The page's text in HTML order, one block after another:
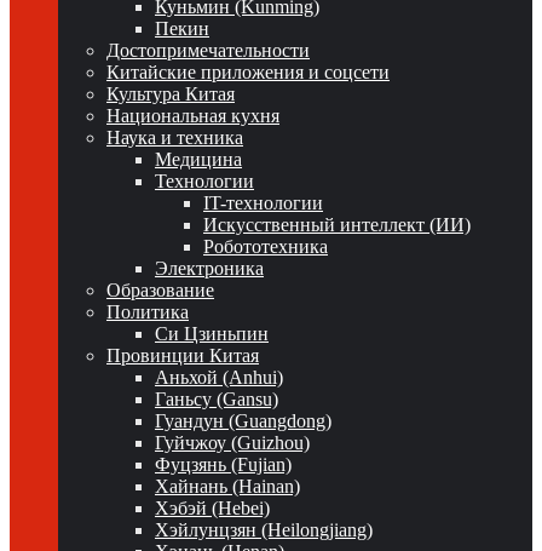
Куньмин (Kunming)
Пекин
Достопримечательности
Китайские приложения и соцсети
Культура Китая
Национальная кухня
Наука и техника
Медицина
Технологии
IT-технологии
Искусственный интеллект (ИИ)
Робототехника
Электроника
Образование
Политика
Си Цзиньпин
Провинции Китая
Аньхой (Anhui)
Ганьсу (Gansu)
Гуандун (Guangdong)
Гуйчжоу (Guizhou)
Фуцзянь (Fujian)
Хайнань (Hainan)
Хэбэй (Hebei)
Хэйлунцзян (Heilongjiang)